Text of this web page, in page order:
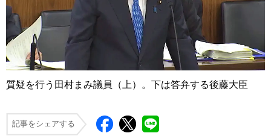
質疑を行う田村まみ議員（上）。下は答弁する後藤大臣
記事をシェアする